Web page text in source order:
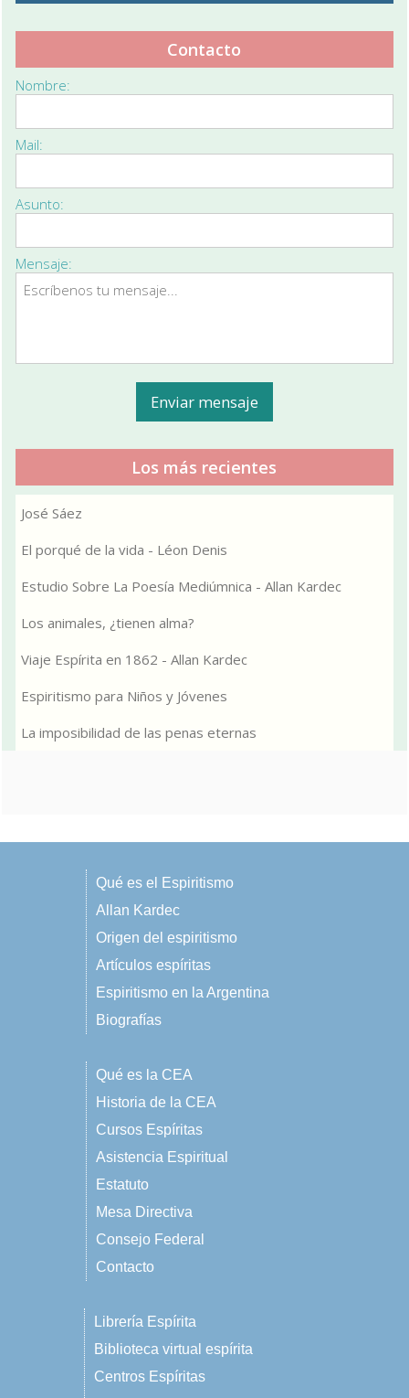
Contacto
Nombre:
Mail:
Asunto:
Mensaje:
Los más recientes
José Sáez
El porqué de la vida - Léon Denis
Estudio Sobre La Poesía Mediúmnica - Allan Kardec
Los animales, ¿tienen alma?
Viaje Espírita en 1862 - Allan Kardec
Espiritismo para Niños y Jóvenes
La imposibilidad de las penas eternas
Qué es el Espiritismo
Allan Kardec
Origen del espiritismo
Artículos espíritas
Espiritismo en la Argentina
Biografías
Qué es la CEA
Historia de la CEA
Cursos Espíritas
Asistencia Espiritual
Estatuto
Mesa Directiva
Consejo Federal
Contacto
Librería Espírita
Biblioteca virtual espírita
Centros Espíritas